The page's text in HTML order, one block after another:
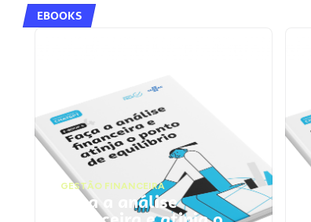
EBOOKS
GESTÃO FINANCEIRA
Faça a análise